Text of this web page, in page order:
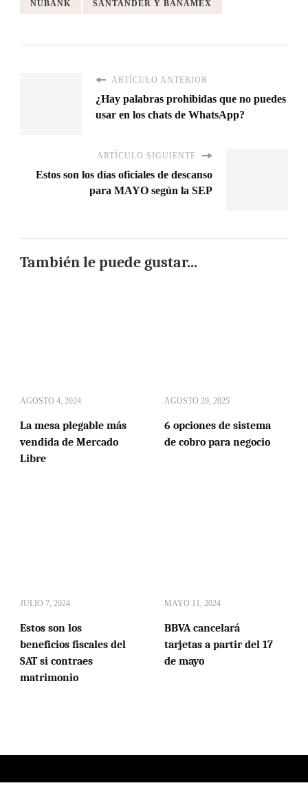
NUBANK SANTANDER Y BANAMEX
ARTÍCULO ANTERIOR
¿Hay palabras prohibidas que no puedes
usar en los chats de WhatsApp?
ARTÍCULO SIGUIENTE
Estos son los días oficiales de descanso
para MAYO según la SEP
También le puede gustar...
AGOSTO 4, 2024
La mesa plegable más
vendida de Mercado
Libre
AGOSTO 29, 2025
6 opciones de sistema
de cobro para negocio
JULIO 7, 2024
Estos son los
beneficios fiscales del
SAT si contraes
matrimonio
MAYO 11, 2024
BBVA cancelará
tarjetas a partir del 17
de mayo